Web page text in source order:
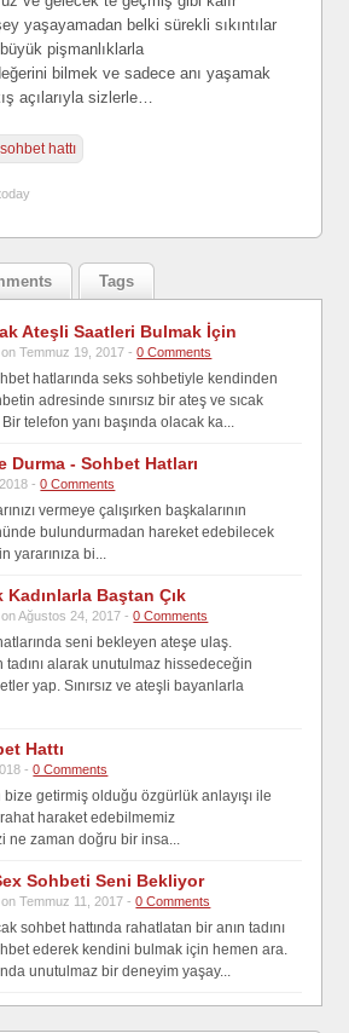
yaşayamadan belki sürekli sıkıntılar
pişmanlıklarla
bilmek ve sadece anı yaşamak
açılarıyla sizlerle…
sohbet hattı
Tags
Ateşli Saatleri Bulmak İçin
on Temmuz 19, 2017 -0 Comments
hatlarında seks sohbetiyle kendinden
adresinde sınırsız bir ateş ve sıcak
telefon yanı başında olacak ka...
Durma - Sohbet Hatları
-0 Comments
vermeye çalışırken başkalarının
bulundurmadan hareket edebilecek
yararınıza bi...
Kadınlarla Baştan Çık
on Ağustos 24, 2017 -0 Comments
seni bekleyen ateşe ulaş.
tadını alarak unutulmaz hissedeceğin
yap. Sınırsız ve ateşli bayanlarla
Hattı
-0 Comments
getirmiş olduğu özgürlük anlayışı ile
haraket edebilmemiz
ne zaman doğru bir insa...
Sohbeti Seni Bekliyor
on Temmuz 11, 2017 -0 Comments
sohbet hattında rahatlatan bir anın tadını
ederek kendini bulmak için hemen ara.
unutulmaz bir deneyim yaşay...